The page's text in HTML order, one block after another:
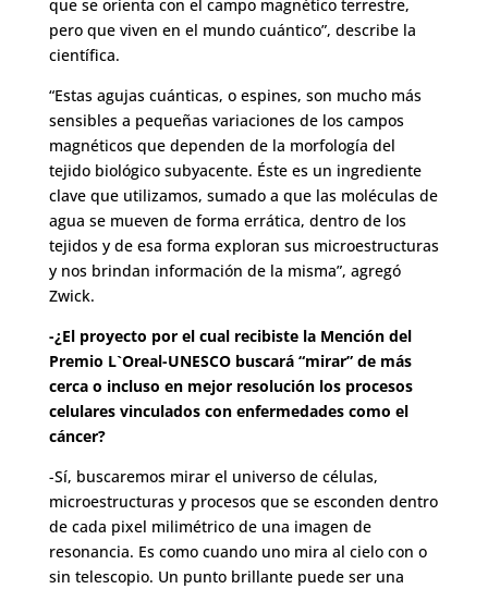
que se orienta con el campo magnético terrestre,
pero que viven en el mundo cuántico”, describe la
científica.
“Estas agujas cuánticas, o espines, son mucho más
sensibles a pequeñas variaciones de los campos
magnéticos que dependen de la morfología del
tejido biológico subyacente. Éste es un ingrediente
clave que utilizamos, sumado a que las moléculas de
agua se mueven de forma errática, dentro de los
tejidos y de esa forma exploran sus microestructuras
y nos brindan información de la misma”, agregó
Zwick.
-¿El proyecto por el cual recibiste la Mención del
Premio L`Oreal-UNESCO buscará “mirar” de más
cerca o incluso en mejor resolución los procesos
celulares vinculados con enfermedades como el
cáncer?
-Sí, buscaremos mirar el universo de células,
microestructuras y procesos que se esconden dentro
de cada pixel milimétrico de una imagen de
resonancia. Es como cuando uno mira al cielo con o
sin telescopio. Un punto brillante puede ser una